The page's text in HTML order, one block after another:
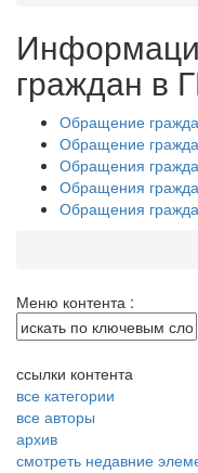
граждан в
Обращение
Обращение
Обращения
Обращения
Обращения
Меню контента :
ссылки контента
все категории
все авторы
архив
смотреть недавние